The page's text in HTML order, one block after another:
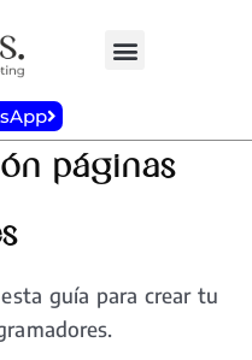
páginas
guía para crear tu